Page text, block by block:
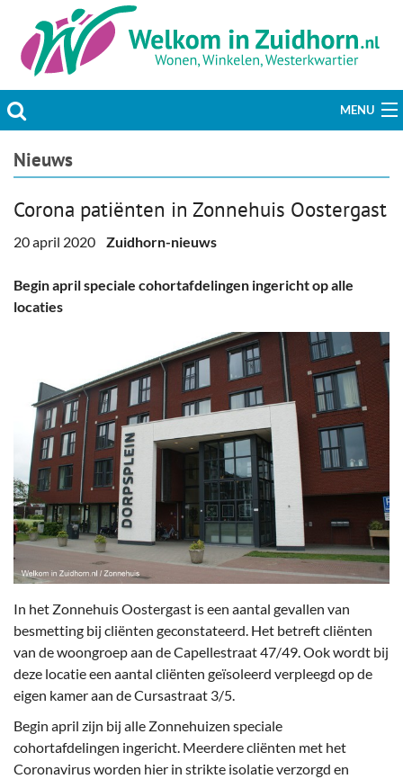
MENU
Actueel
Welzijn & Maatschappij
Bedrijven
Nieuws
Corona patiënten in Zonnehuis Oostergast
20 april 2020 Zuidhorn-nieuws
Begin april speciale cohortafdelingen ingericht op alle
locaties
In het Zonnehuis Oostergast is een aantal gevallen van
besmetting bij cliënten geconstateerd. Het betreft cliënten
van de woongroep aan de Capellestraat 47/49. Ook wordt bij
deze locatie een aantal cliënten geïsoleerd verpleegd op de
eigen kamer aan de Cursastraat 3/5.
Begin april zijn bij alle Zonnehuizen speciale
cohortafdelingen ingericht. Meerdere cliënten met het
Coronavirus worden hier in strikte isolatie verzorgd en